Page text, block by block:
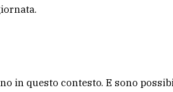
in questo contesto. E sono